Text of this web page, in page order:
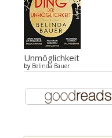
Unmöglichkeit
by Belinda Bauer